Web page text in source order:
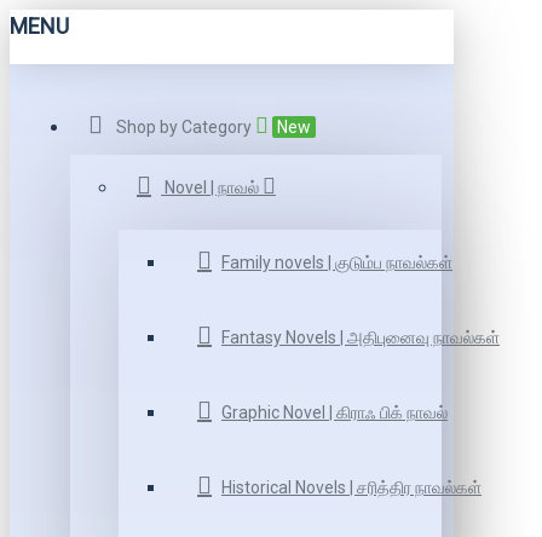
MENU
Shop by Category New
Novel | நாவல்
Family novels | குடும்ப நாவல்கள்
Fantasy Novels | அதிபுனைவு நாவல்கள்
Graphic Novel | கிராஃ பிக் நாவல்
Historical Novels | சரித்திர நாவல்கள்